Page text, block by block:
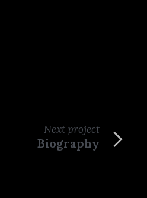
Nextproject
Biography